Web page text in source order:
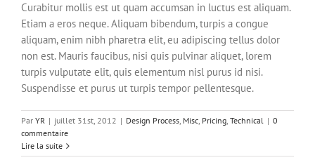
Curabitur mollis est ut quam accumsan in luctus est aliquam.
Etiam a eros neque. Aliquam bibendum, turpis a congue
aliquam, enim nibh pharetra elit, eu adipiscing tellus dolor
non est. Mauris faucibus, nisi quis pulvinar aliquet, lorem
turpis vulputate elit, quis elementum nisl purus id nisi.
Suspendisse et purus ut turpis tempor pellentesque.
Par YR | juillet 31st, 2012 | Design Process, Misc, Pricing, Technical | 0
commentaire
Lire la suite